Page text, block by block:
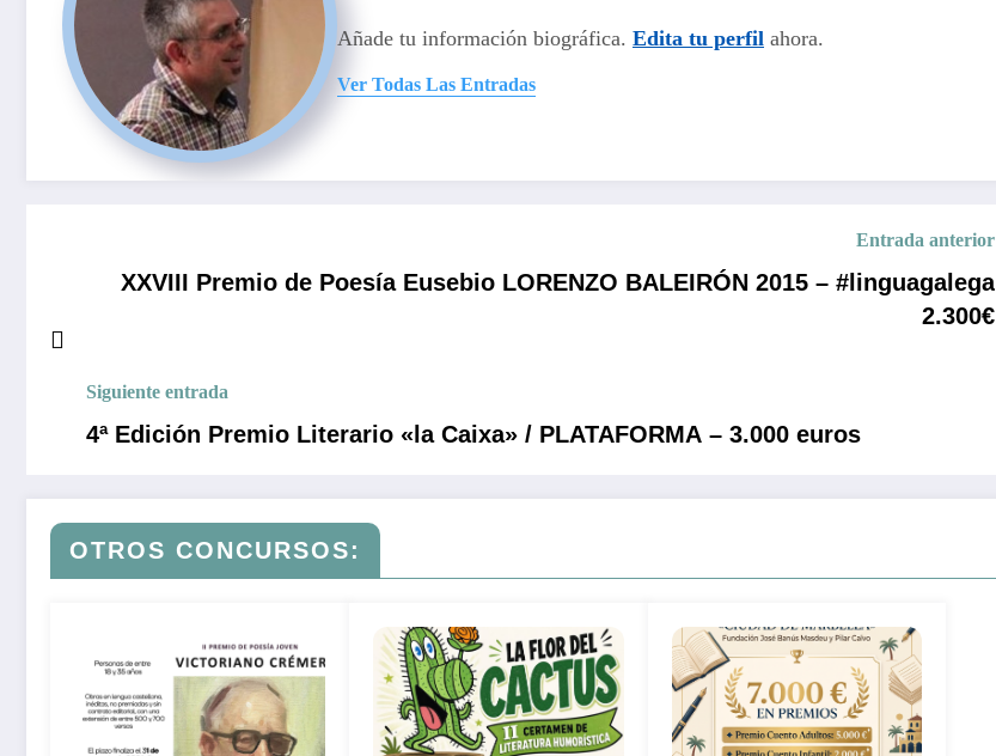
Añade tu información biográfica. Edita tu perfil ahora.
Ver Todas Las Entradas
Entrada anterior
XXVIII Premio de Poesía Eusebio LORENZO BALEIRÓN 2015 – #linguagalega
2.300€
Siguiente entrada
4ª Edición Premio Literario «la Caixa» / PLATAFORMA – 3.000 euros
OTROS CONCURSOS: